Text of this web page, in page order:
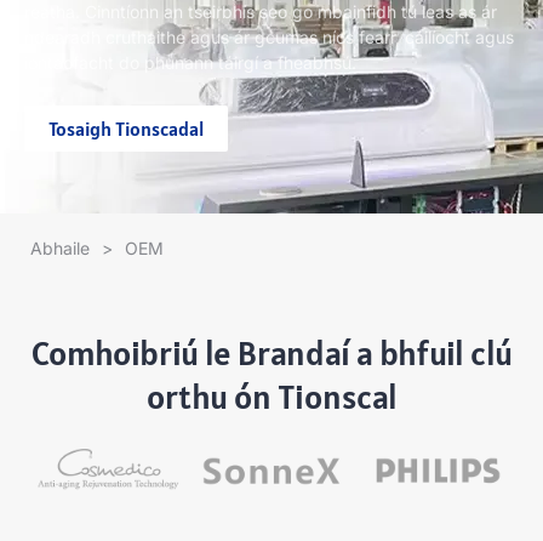
reatha. Cinntíonn an tseirbhís seo go mbainfidh tú leas as ár
ndearadh cruthaithe agus ár gcumas níos fearr, cáilíocht agus
iontaofacht do phunann táirgí a fheabhsú.
Tosaigh Tionscadal
Abhaile > OEM
Comhoibriú le Brandaí a bhfuil clú
orthu ón Tionscal